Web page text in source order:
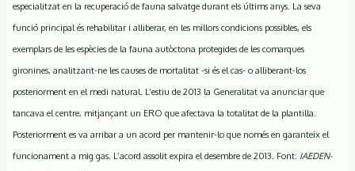
especialitzat en la recuperació de fauna salvatge durant els últims anys. La seva
funció principal és rehabilitar i alliberar, en les millors condicions possibles, els
exemplars de les espècies de la fauna autòctona protegides de les comarques
gironines, analitzant-ne les causes de mortalitat -si és el cas- o alliberant-los
posteriorment en el medi natural. L’estiu de 2013 la Generalitat va anunciar que
tancava el centre, mitjançant un ERO que afectava la totalitat de la plantilla.
Posteriorment es va arribar a un acord per mantenir-lo que només en garanteix el
funcionament a mig gas. L’acord assolit expira el desembre de 2013. Font: IAEDEN-